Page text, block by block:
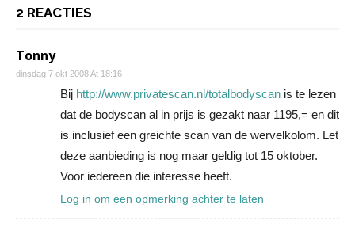
2 REACTIES
Tonny
dinsdag 7 okt 2008 At 18:16
Bij http://www.privatescan.nl/totalbodyscan is te lezen
dat de bodyscan al in prijs is gezakt naar 1195,= en dit
is inclusief een greichte scan van de wervelkolom. Let
deze aanbieding is nog maar geldig tot 15 oktober.
Voor iedereen die interesse heeft.
Log in om een opmerking achter te laten